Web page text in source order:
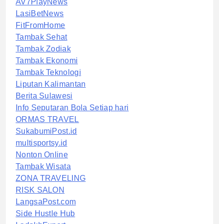
LasiBetNews
FitFromHome
Tambak Sehat
Tambak Zodiak
Tambak Ekonomi
Tambak Teknologi
Liputan Kalimantan
Berita Sulawesi
Info Seputaran Bola Setiap hari
ORMAS TRAVEL
SukabumiPost.id
multisportsy.id
Nonton Online
Tambak Wisata
ZONA TRAVELING
RISK SALON
LangsaPost.com
Side Hustle Hub